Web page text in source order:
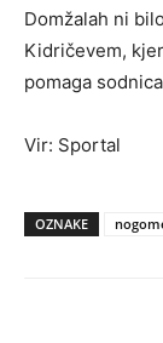
Domžalah ni
Kidričevem,
pomaga
Vir: Sportal
OZNAKE